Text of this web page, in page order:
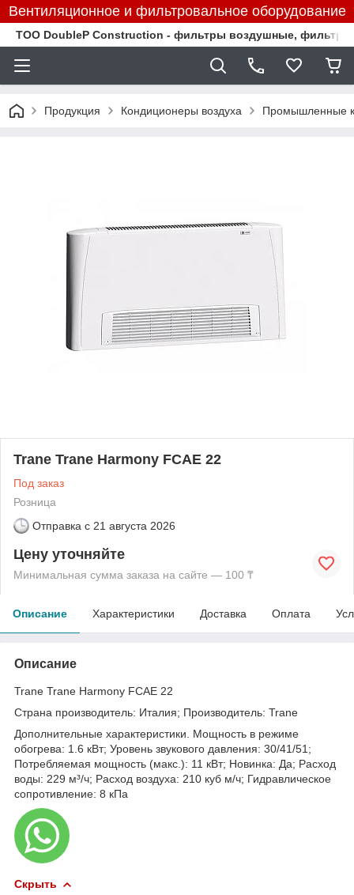
Вентиляционное и фильтровальное оборудование
TOO DoubleP Construction - фильтры воздушные,
Продукция Кондиционеры воздуха Промышленные
Trane Trane Harmony FCAE 22
Под заказ
Розница
Отправка с 21 августа 2026
Цену уточняйте
Минимальная сумма заказа на сайте — 100 ₸
Описание Характеристики Доставка Оплата
Описание
Trane Trane Harmony FCAE 22
Страна производитель: Италия; Производитель: Trane
Дополнительные характеристики. Мощность в режиме
обогрева: 1.6 кВт; Уровень звукового давления: 30/41/51;
Потребляемая мощность (макс.): 11 кВт; Новинка: Да; Расход
воды: 229 м³/ч; Расход воздуха: 210 куб м/ч; Гидравлическое
сопротивление: 8 кПа
Скрыть